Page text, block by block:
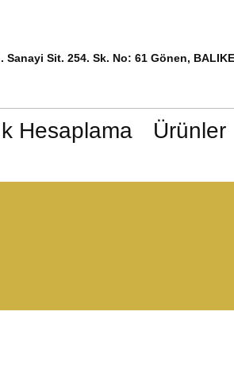
Sanayi Sit. 254. Sk. No: 61 Gönen,
Hesaplama Ürünler